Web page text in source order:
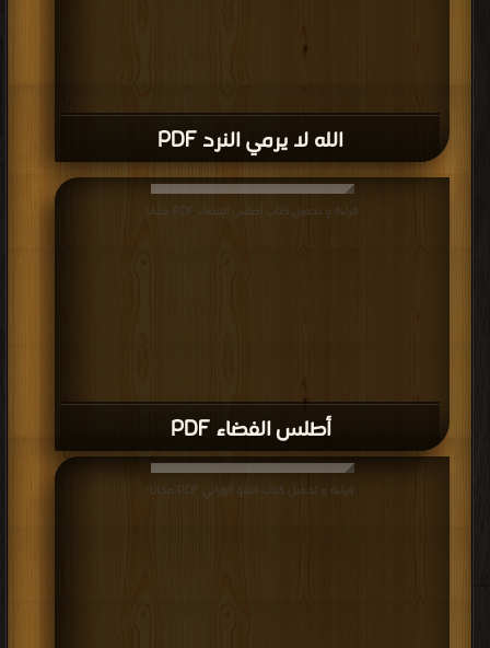
الله لا يرمي النرد PDF
أطلس الفضاء PDF
قراءة و تحميل كتاب أطلس الفضاء PDF مجانا
قراءة و تحميل كتاب التنبؤ الوراثي PDF مجانا